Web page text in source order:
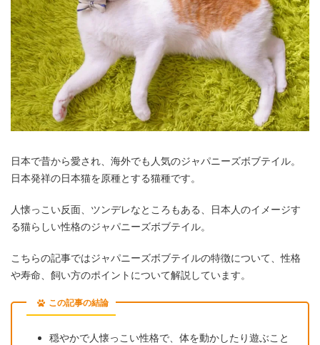
日本で昔から愛され、海外でも人気のジャパニーズボブテイル。
日本発祥の日本猫を原種とする猫種です。
人懐っこい反面、ツンデレなところもある、日本人のイメージす
る猫らしい性格のジャパニーズボブテイル。
こちらの記事ではジャパニーズボブテイルの特徴について、性格
や寿命、飼い方のポイントについて解説しています。
この記事の結論
穏やかで人懐っこい性格で、体を動かしたり遊ぶこと